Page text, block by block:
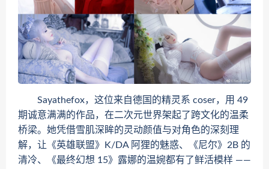
Sayathefox，这位来自德国的精灵系 coser，用 49
期诚意满满的作品，在二次元世界架起了跨文化的温柔
桥梁。她凭借雪肌深眸的灵动颜值与对角色的深刻理
解，让《英雄联盟》K/DA 阿狸的魅惑、《尼尔》2B 的
清冷、《最终幻想 15》露娜的温婉都有了鲜活模样 ——